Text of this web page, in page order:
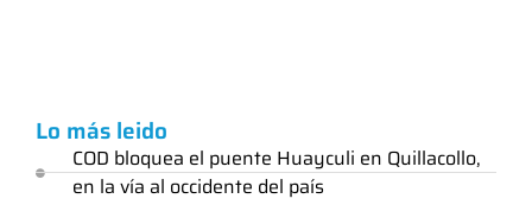
Lo más leido
COD bloquea el puente Huayculi en Quillacollo,
en la vía al occidente del país